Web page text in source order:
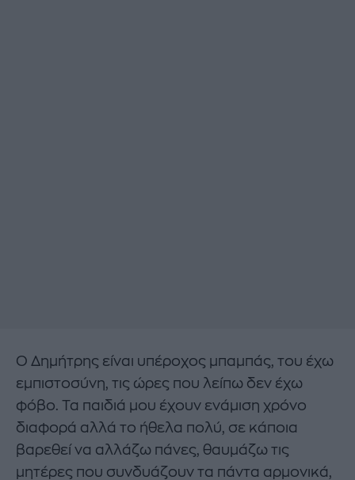
Ο Δημήτρης είναι υπέροχος μπαμπάς, του έχω
εμπιστοσύνη, τις ώρες που λείπω δεν έχω
φόβο. Τα παιδιά μου έχουν ενάμιση χρόνο
διαφορά αλλά το ήθελα πολύ, σε κάποια
βαρεθεί να αλλάζω πάνες, θαυμάζω τις
μητέρες που συνδυάζουν τα πάντα αρμονικά,